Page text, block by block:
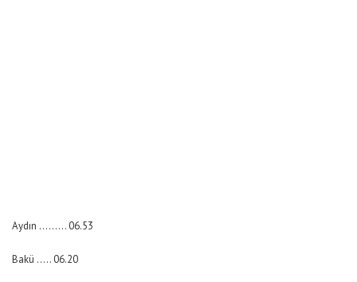
Aydın ……… 06.53
Bakü ….. 06.20